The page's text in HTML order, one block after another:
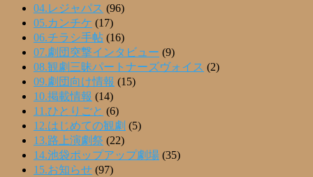
04.レジャパス (96)
05.カンチケ (17)
06.チラシ手帖 (16)
07.劇団突撃インタビュー (9)
08.観劇三昧パートナーズヴォイス (2)
09.劇団向け情報 (15)
10.掲載情報 (14)
11.ひとりごと (6)
12.はじめての観劇 (5)
13.路上演劇祭 (22)
14.池袋ポップアップ劇場 (35)
15.お知らせ (97)